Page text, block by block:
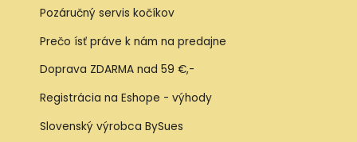
Pozáručný servis kočíkov
Prečo ísť práve k nám na predajne
Doprava ZDARMA nad 59 €,-
Registrácia na Eshope - výhody
Slovenský výrobca BySues